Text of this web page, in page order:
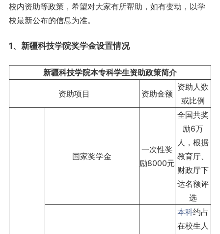
校内资助等政策，希望对大家有所帮助，如有变动，以学
校最新公布的信息为准。
1、新疆科技学院奖学金设置情况
新疆科技学院本专科学生资助政策简介
资助项目 资助金额
资助人数
或比例
国家奖学金
一次性奖
励8000元
全国共奖
励6万
人，根据
教育厅、
财政厅下
达名额评
选
本科约占
在校生人